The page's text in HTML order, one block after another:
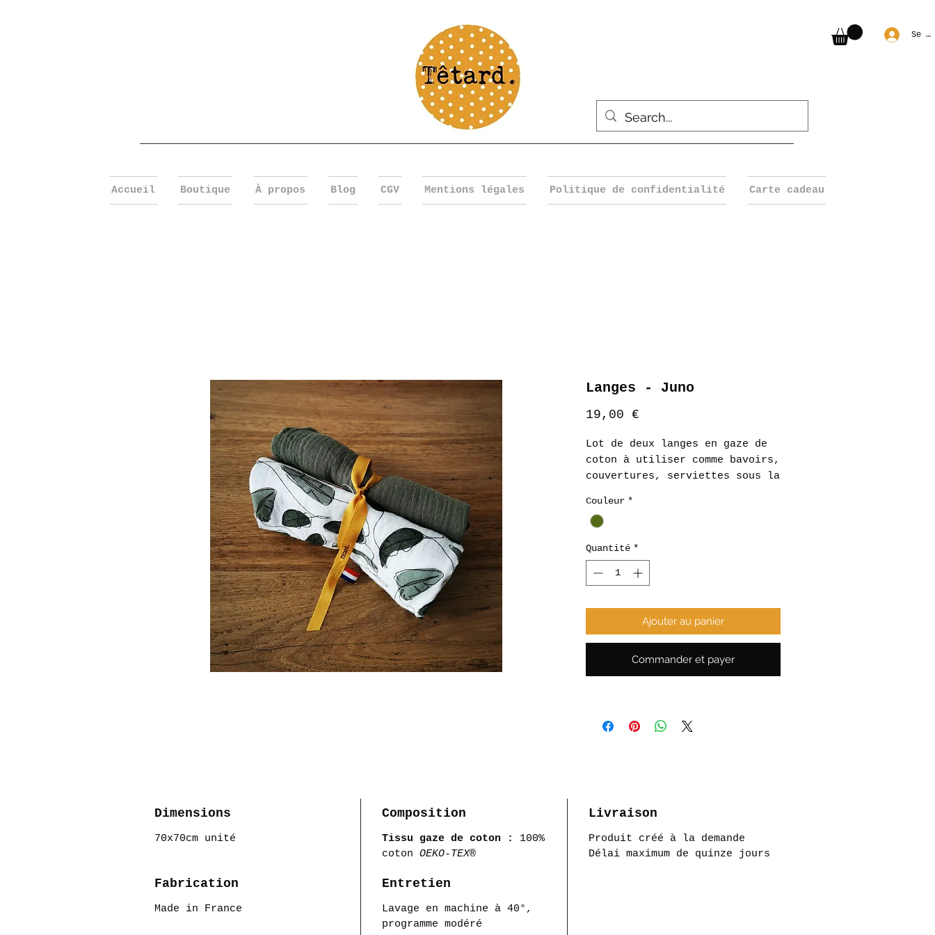
Se
Accueil Boutique À propos Blog CGV Mentions légales Politique de confidentialité Carte cadeau
Langes - Juno
19,00 €
Lot de deux langes en gaze de
coton à utiliser comme bavoirs,
couvertures, serviettes sous la
habits ou comme doudous !
Couleur *
Quantité *
Ajouter au panier
Commander et payer
Dimensions
70x70cm unité
Composition
Tissu gaze de coton : 100%
coton OEKO-TEX®
Livraison
Produit créé à la demande
Délai maximum de quinze jours
Fabrication
Made in France
Entretien
Lavage en machine à 40°,
programme modéré